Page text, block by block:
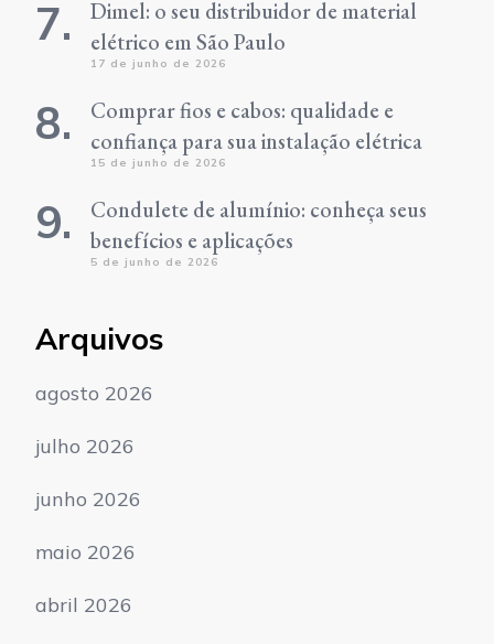
Dimel: o seu distribuidor de material
elétrico em São Paulo
17 de junho de 2026
Comprar fios e cabos: qualidade e
confiança para sua instalação elétrica
15 de junho de 2026
Condulete de alumínio: conheça seus
benefícios e aplicações
5 de junho de 2026
Arquivos
agosto 2026
julho 2026
junho 2026
maio 2026
abril 2026